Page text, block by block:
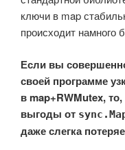
ключи в map
происходит намного
Если вы
своей программе
в map+RWMutex,
выгоды от
даже слегка